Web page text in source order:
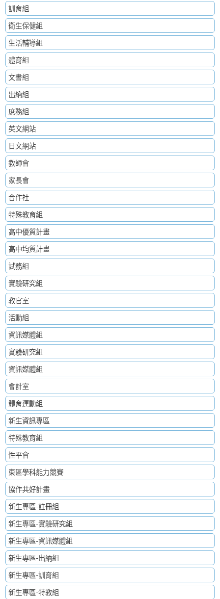
訓育組
衛生保健組
生活輔導組
體育組
文書組
出納組
庶務組
英文網站
日文網站
教師會
家長會
合作社
特殊教育組
高中優質計畫
高中均質計畫
試務組
實驗研究組
教官室
活動組
資訊媒體組
實驗研究組
資訊媒體組
會計室
體育運動組
新生資訊專區
特殊教育組
性平會
東區學科能力競賽
協作共好計畫
新生專區-註冊組
新生專區-實驗研究組
新生專區-資訊媒體組
新生專區-出納組
新生專區-訓育組
新生專區-特教組